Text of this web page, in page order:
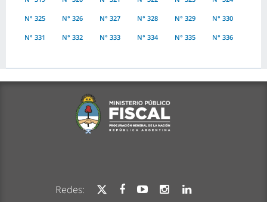
N° 325 N° 326 N° 327 N° 328 N° 329 N° 330
N° 331 N° 332 N° 333 N° 334 N° 335 N° 336
Redes: